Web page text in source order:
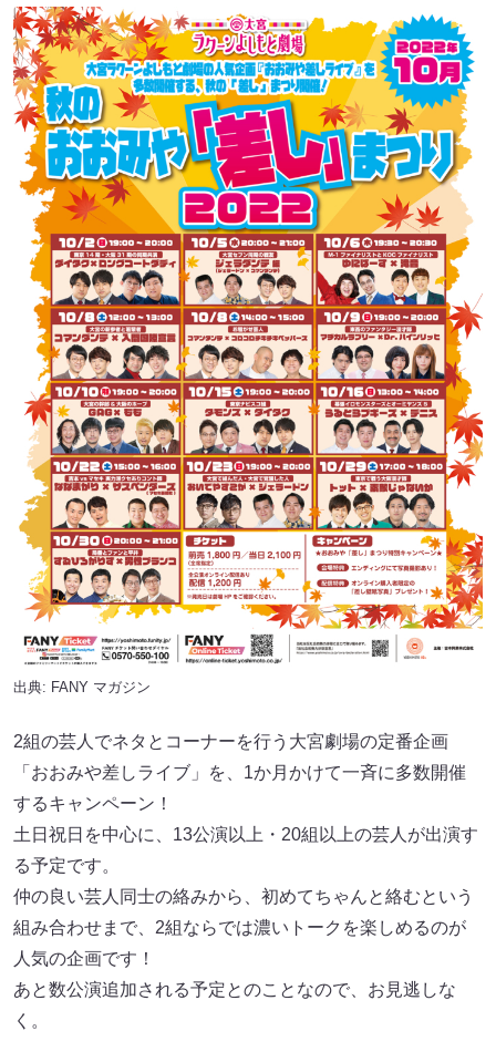
出典: FANY マガジン
2組の芸人でネタとコーナーを行う大宮劇場の定番企画
「おおみや差しライブ」を、1か月かけて一斉に多数開催
するキャンペーン！
土日祝日を中心に、13公演以上・20組以上の芸人が出演す
る予定です。
仲の良い芸人同士の絡みから、初めてちゃんと絡むという
組み合わせまで、2組ならでは濃いトークを楽しめるのが
人気の企画です！
あと数公演追加される予定とのことなので、お見逃しな
く。